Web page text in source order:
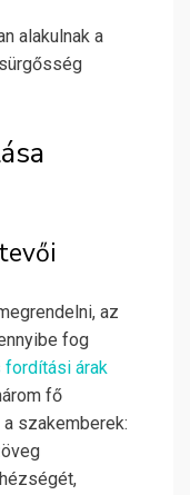
alakulnak a
az
fog
fordítási árak
fő
szakemberek: